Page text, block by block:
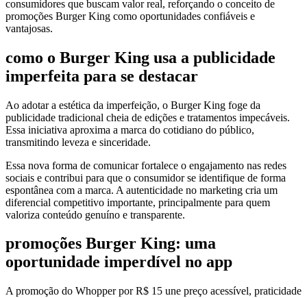
consumidores que buscam valor real, reforçando o conceito de
promoções Burger King como oportunidades confiáveis e
vantajosas.
como o Burger King usa a publicidade
imperfeita para se destacar
Ao adotar a estética da imperfeição, o Burger King foge da
publicidade tradicional cheia de edições e tratamentos impecáveis.
Essa iniciativa aproxima a marca do cotidiano do público,
transmitindo leveza e sinceridade.
Essa nova forma de comunicar fortalece o engajamento nas redes
sociais e contribui para que o consumidor se identifique de forma
espontânea com a marca. A autenticidade no marketing cria um
diferencial competitivo importante, principalmente para quem
valoriza conteúdo genuíno e transparente.
promoções Burger King: uma
oportunidade imperdível no app
A promoção do Whopper por R$ 15 une preço acessível, praticidade